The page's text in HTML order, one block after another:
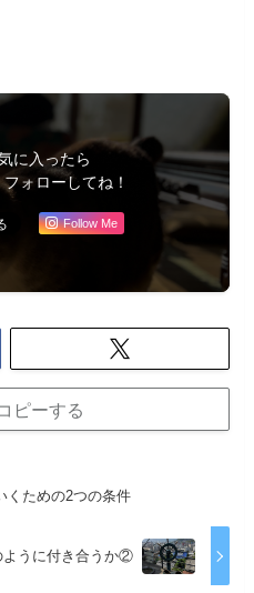
に入ったら
ォローしてね！
Follow Me
ピーする
くための2つの条件
ように付き合うか②